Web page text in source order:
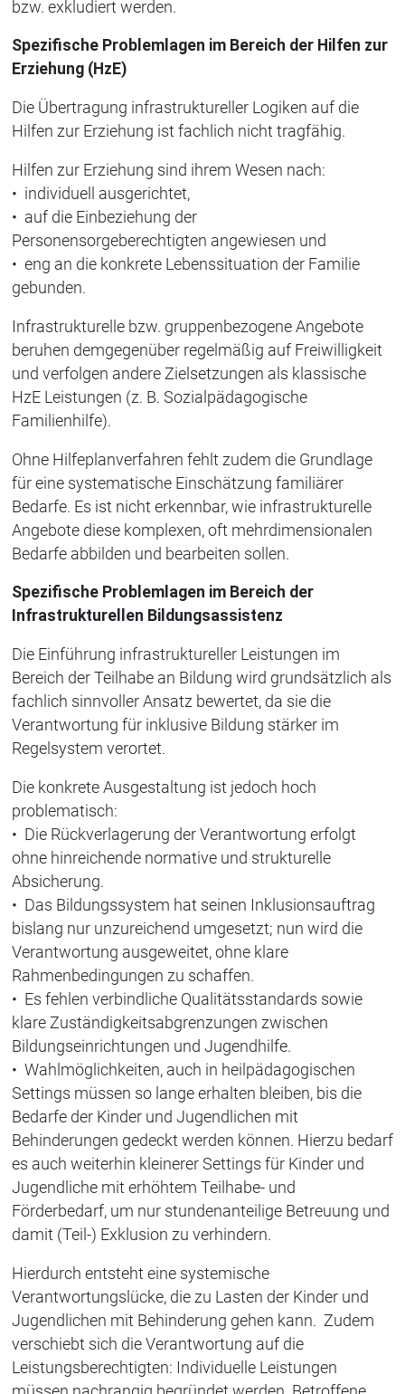
bzw. exkludiert werden.
Spezifische Problemlagen im Bereich der Hilfen zur
Erziehung (HzE)
Die Übertragung infrastruktureller Logiken auf die
Hilfen zur Erziehung ist fachlich nicht tragfähig.
Hilfen zur Erziehung sind ihrem Wesen nach:
• individuell ausgerichtet,
• auf die Einbeziehung der
Personensorgeberechtigten angewiesen und
• eng an die konkrete Lebenssituation der Familie
gebunden.
Infrastrukturelle bzw. gruppenbezogene Angebote
beruhen demgegenüber regelmäßig auf Freiwilligkeit
und verfolgen andere Zielsetzungen als klassische
HzE Leistungen (z. B. Sozialpädagogische
Familienhilfe).
Ohne Hilfeplanverfahren fehlt zudem die Grundlage
für eine systematische Einschätzung familiärer
Bedarfe. Es ist nicht erkennbar, wie infrastrukturelle
Angebote diese komplexen, oft mehrdimensionalen
Bedarfe abbilden und bearbeiten sollen.
Spezifische Problemlagen im Bereich der
Infrastrukturellen Bildungsassistenz
Die Einführung infrastruktureller Leistungen im
Bereich der Teilhabe an Bildung wird grundsätzlich als
fachlich sinnvoller Ansatz bewertet, da sie die
Verantwortung für inklusive Bildung stärker im
Regelsystem verortet.
Die konkrete Ausgestaltung ist jedoch hoch
problematisch:
• Die Rückverlagerung der Verantwortung erfolgt
ohne hinreichende normative und strukturelle
Absicherung.
• Das Bildungssystem hat seinen Inklusionsauftrag
bislang nur unzureichend umgesetzt; nun wird die
Verantwortung ausgeweitet, ohne klare
Rahmenbedingungen zu schaffen.
• Es fehlen verbindliche Qualitätsstandards sowie
klare Zuständigkeitsabgrenzungen zwischen
Bildungseinrichtungen und Jugendhilfe.
• Wahlmöglichkeiten, auch in heilpädagogischen
Settings müssen so lange erhalten bleiben, bis die
Bedarfe der Kinder und Jugendlichen mit
Behinderungen gedeckt werden können. Hierzu bedarf
es auch weiterhin kleinerer Settings für Kinder und
Jugendliche mit erhöhtem Teilhabe- und
Förderbedarf, um nur stundenanteilige Betreuung und
damit (Teil-) Exklusion zu verhindern.
Hierdurch entsteht eine systemische
Verantwortungslücke, die zu Lasten der Kinder und
Jugendlichen mit Behinderung gehen kann. Zudem
verschiebt sich die Verantwortung auf die
Leistungsberechtigten: Individuelle Leistungen